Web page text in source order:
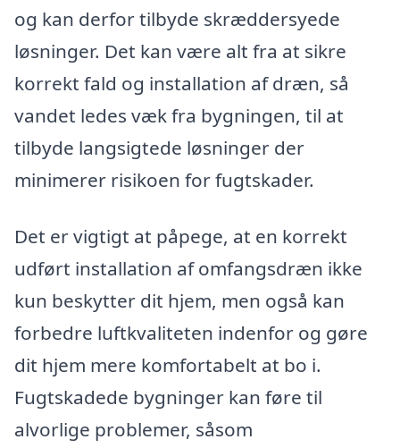
og kan derfor tilbyde skræddersyede
løsninger. Det kan være alt fra at sikre
korrekt fald og installation af dræn, så
vandet ledes væk fra bygningen, til at
tilbyde langsigtede løsninger der
minimerer risikoen for fugtskader.
Det er vigtigt at påpege, at en korrekt
udført installation af omfangsdræn ikke
kun beskytter dit hjem, men også kan
forbedre luftkvaliteten indenfor og gøre
dit hjem mere komfortabelt at bo i.
Fugtskadede bygninger kan føre til
alvorlige problemer, såsom